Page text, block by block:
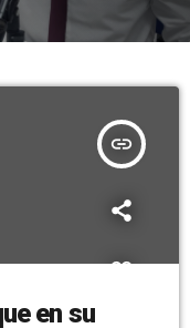
insert_link
en su